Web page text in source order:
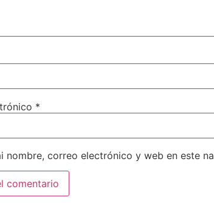
*
nombre, correo electrónico y web en este